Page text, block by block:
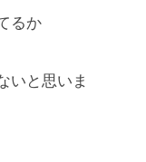
るか
いと思いま